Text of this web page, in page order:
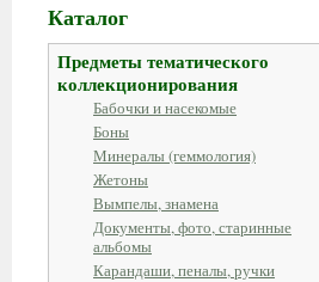
Каталог
Предметы тематического
коллекционирования
Бабочки и насекомые
Боны
Минералы (геммология)
Жетоны
Вымпелы, знамена
Документы, фото, старинные
альбомы
Карандаши, пеналы, ручки